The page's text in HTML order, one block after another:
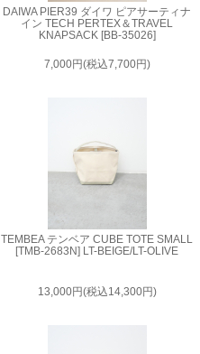
DAIWA PIER39 ダイワ ピアサーティナ
イン TECH PERTEX＆TRAVEL
KNAPSACK [BB-35026]
7,000円(税込7,700円)
TEMBEA テンベア CUBE TOTE SMALL
[TMB-2683N] LT-BEIGE/LT-OLIVE
13,000円(税込14,300円)